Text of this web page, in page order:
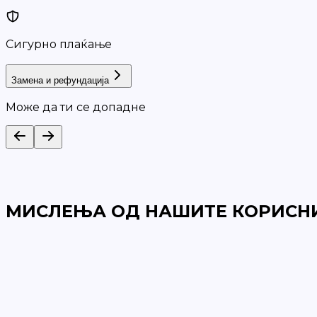
Сигурно плаќање
Замена и рефундација
Може да ти се допадне
МИСЛЕЊА ОД НАШИТЕ